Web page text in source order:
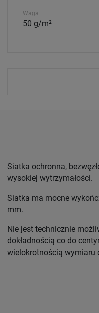
Waga
50 g/m²
Siatka ochronna,
wysokiej wytrzymałości.
Siatka ma mocne
mm.
Nie jest technicznie
dokładnością co do
wielokrotnością wymiaru